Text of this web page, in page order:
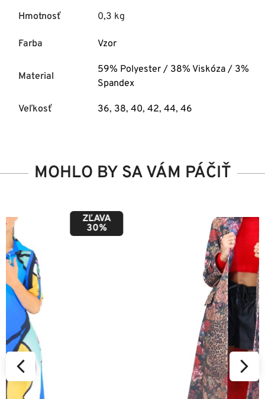
Hmotnosť 0,3 kg
Farba Vzor
Material
59% Polyester / 38% Viskóza / 3%
Spandex
Veľkosť 36, 38, 40, 42, 44, 46
MOHLO BY SA VÁM PÁČIŤ
ZĽAVA
50%